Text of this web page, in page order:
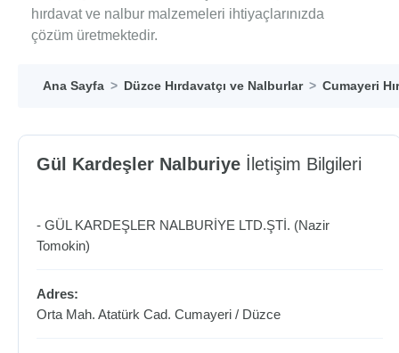
hırdavat ve nalbur malzemeleri ihtiyaçlarınızda
çözüm üretmektedir.
Ana Sayfa Düzce Hırdavatçı ve Nalburlar Cumayeri
Gül Kardeşler Nalburiye İletişim Bilgileri
- GÜL KARDEŞLER NALBURİYE LTD.ŞTİ. (Nazir
Tomokin)
Adres:
Orta Mah. Atatürk Cad. Cumayeri / Düzce